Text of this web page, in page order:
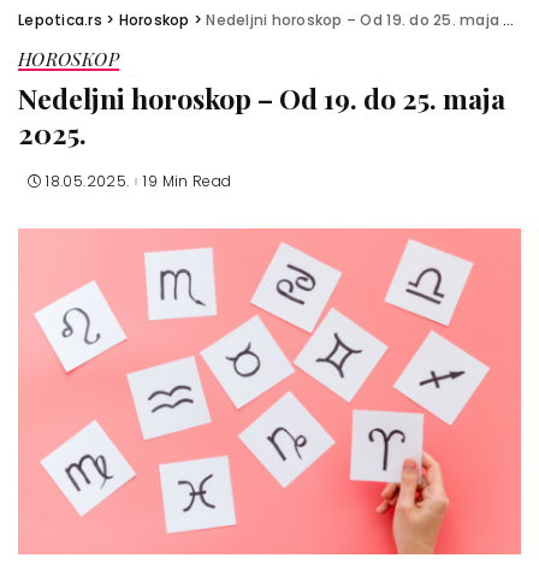
Lepotica.rs > Horoskop >Nedeljni horoskop – Od 19. do 25. maja 2025.
HOROSKOP
Nedeljni horoskop – Od 19. do 25. maja
2025.
18.05.2025. 19 Min Read